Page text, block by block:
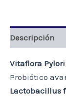
Descripción
Vitaflora
Probiótico
Lactobacillus